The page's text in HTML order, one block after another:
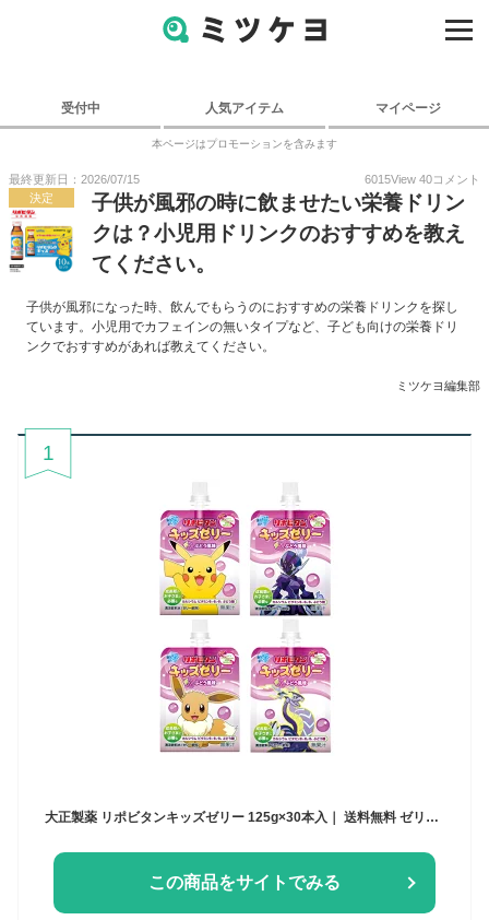
受付中 人気アイテム マイページ
本ページはプロモーションを含みます
最終更新日：2026/07/15 6015View 40コメント
決定
子供が風邪の時に飲ませたい栄養ドリン
クは？小児用ドリンクのおすすめを教え
てください。
子供が風邪になった時、飲んでもらうのにおすすめの栄養ドリンクを探し
ています。小児用でカフェインの無いタイプなど、子ども向けの栄養ドリ
ンクでおすすめがあれば教えてください。
ミツケヨ編集部
1
大正製薬 リポビタンキッズゼリー 125g×30本入｜ 送料無料 ゼリー飲料 子ども ぶどう ブドウ
この商品をサイトでみる